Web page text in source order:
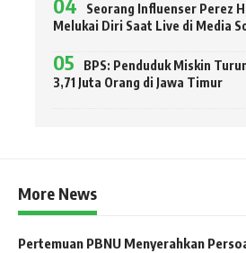
Seorang Influenser Perez
Melukai Diri Saat Live di Media
BPS: Penduduk Miskin
3,71 Juta Orang di Jawa Timur
More News
Pertemuan PBNU Menyerahkan